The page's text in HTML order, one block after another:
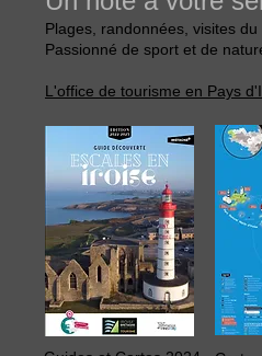
Plages, randonnées, visites
Passionné de sport et de
L'office de tourisme en Pays